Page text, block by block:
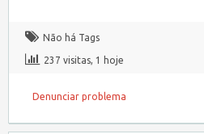
Não há Tags
237 visitas, 1 hoje
Denunciar problema